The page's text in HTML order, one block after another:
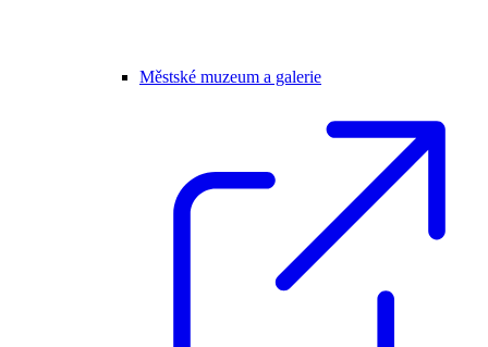
Městské muzeum a galerie